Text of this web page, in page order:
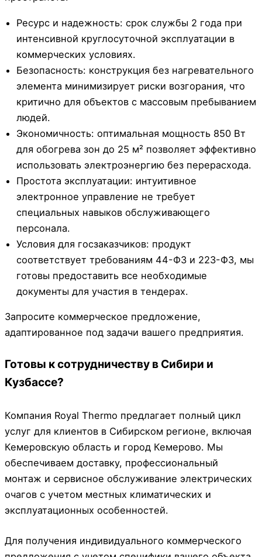
Ресурс и надежность: срок службы 2 года при
интенсивной круглосуточной эксплуатации в
коммерческих условиях.
Безопасность: конструкция без нагревательного
элемента минимизирует риски возгорания, что
критично для объектов с массовым пребыванием
людей.
Экономичность: оптимальная мощность 850 Вт
для обогрева зон до 25 м² позволяет эффективно
использовать электроэнергию без перерасхода.
Простота эксплуатации: интуитивное
электронное управление не требует
специальных навыков обслуживающего
персонала.
Условия для госзаказчиков: продукт
соответствует требованиям 44-ФЗ и 223-ФЗ, мы
готовы предоставить все необходимые
документы для участия в тендерах.
Запросите коммерческое предложение,
адаптированное под задачи вашего предприятия.
Готовы к сотрудничеству в Сибири и
Кузбассе?
Компания Royal Thermo предлагает полный цикл
услуг для клиентов в Сибирском регионе, включая
Кемеровскую область и город Кемерово. Мы
обеспечиваем доставку, профессиональный
монтаж и сервисное обслуживание электрических
очагов с учетом местных климатических и
эксплуатационных особенностей.
Для получения индивидуального коммерческого